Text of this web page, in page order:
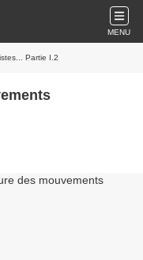
MENU
Partie I.2